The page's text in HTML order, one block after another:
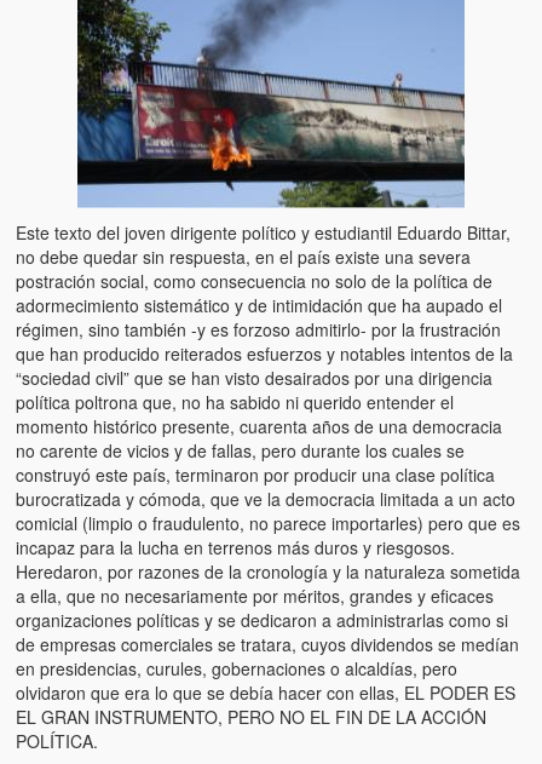
Este texto del joven dirigente político y estudiantil Eduardo Bittar,
no debe quedar sin respuesta, en el país existe una severa
postración social, como consecuencia no solo de la política de
adormecimiento sistemático y de intimidación que ha aupado el
régimen, sino también -y es forzoso admitirlo- por la frustración
que han producido reiterados esfuerzos y notables intentos de la
“sociedad civil” que se han visto desairados por una dirigencia
política poltrona que, no ha sabido ni querido entender el
momento histórico presente, cuarenta años de una democracia
no carente de vicios y de fallas, pero durante los cuales se
construyó este país, terminaron por producir una clase política
burocratizada y cómoda, que ve la democracia limitada a un acto
comicial (limpio o fraudulento, no parece importarles) pero que es
incapaz para la lucha en terrenos más duros y riesgosos.
Heredaron, por razones de la cronología y la naturaleza sometida
a ella, que no necesariamente por méritos, grandes y eficaces
organizaciones políticas y se dedicaron a administrarlas como si
de empresas comerciales se tratara, cuyos dividendos se medían
en presidencias, curules, gobernaciones o alcaldías, pero
olvidaron que era lo que se debía hacer con ellas, EL PODER ES
EL GRAN INSTRUMENTO, PERO NO EL FIN DE LA ACCIÓN
POLÍTICA.